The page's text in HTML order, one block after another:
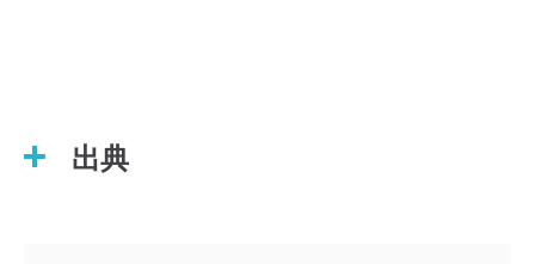
出典